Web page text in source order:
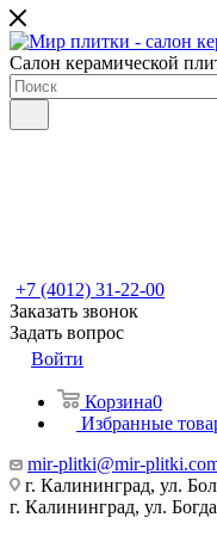
Салон керамической
+7 (4012) 31-22-00
Заказать звонок
Задать вопрос
Войти
Корзина0
Избранные
mir-plitki@mir-
г. Калининград, ул.
г. Калининград, ул.